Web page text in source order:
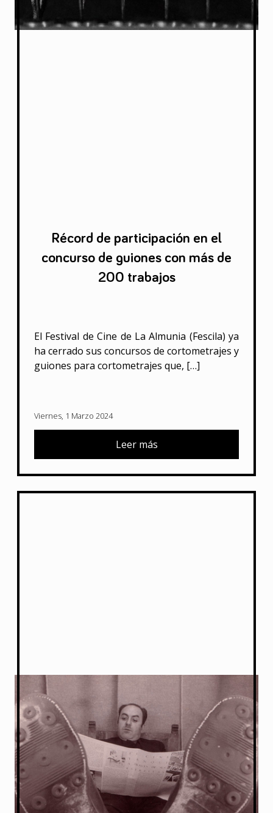
Récord de participación en el
concurso de guiones con más de
200 trabajos
El Festival de Cine de La Almunia (Fescila) ya
ha cerrado sus concursos de cortometrajes y
guiones para cortometrajes que, […]
Viernes, 1 Marzo 2024
Leer más